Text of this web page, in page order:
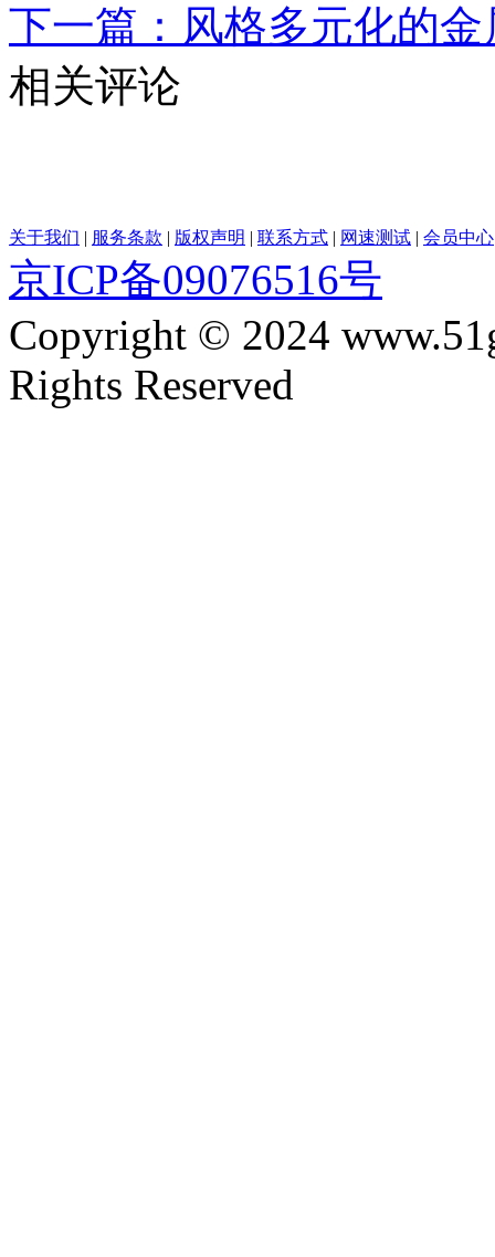
下一篇：风格多元化的
相关评论
关于我们 | 服务条款 | 版权声明 | 联系方式 | 网速测试 | 会员中心
京ICP备09076516号
Copyright © 2024
Rights Reserved